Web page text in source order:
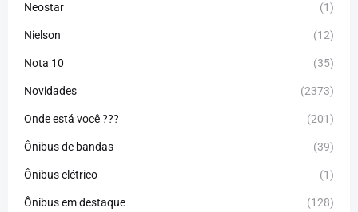
Neostar (1)
Nielson (12)
Nota 10 (35)
Novidades (2373)
Onde está você ??? (201)
Ônibus de bandas (39)
Ônibus elétrico (1)
Ônibus em destaque (128)